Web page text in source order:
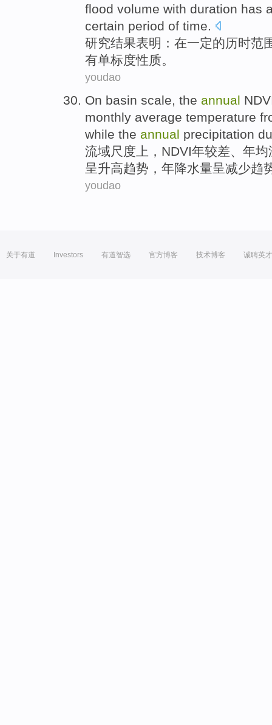
flood volume with duration has
certain period of time.
研究结果表明 ：在一定的历时范
有单标度性质。
youdao
On basin scale, the annual
monthly average temperature
while the annual precipitation
流域尺度上 ， NDVI年较差、 年均
呈升高趋势 ，年降水量呈减少趋
youdao
关于有道 Investors 有道智选 官方博客 技术博客 诚聘英才